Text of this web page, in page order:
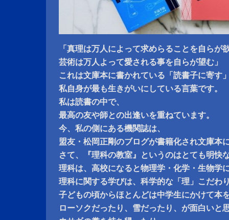
「真理は万人によって求めらることを自らが
芸術は万人よって愛される事を自らが望む」
これは文庫本に書かれている「読書子に寄す
私自身が最も生きがいにしている言葉です。
私は読書の中で、
最高の友や師との出逢いを重ねています。
今、私の側にある機関誌は、
盟友・松岡正剛のブログが書籍化され文庫本
さて、『理科の教室』というのはとても明快
理科は、高校になると物理学・化学・生物学
理科に関する学びは、科学的な「理」こだわ
子どもの頃からほとんどは中学生にかけて本
ローソクだったり、雪だったり、が面白いと